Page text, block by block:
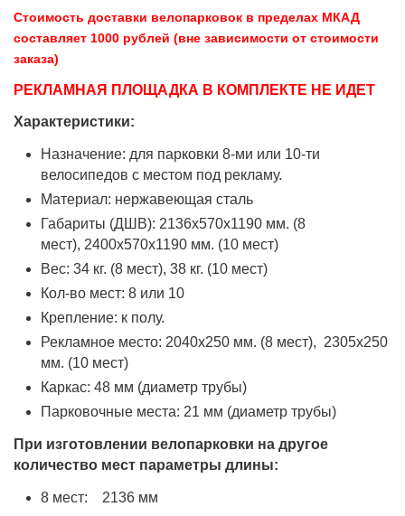
Стоимость доставки велопарковок в пределах МКАД
составляет 1000 рублей (вне зависимости от стоимости
заказа)
РЕКЛАМНАЯ ПЛОЩАДКА В КОМПЛЕКТЕ НЕ ИДЕТ
Характеристики:
Назначение: для парковки 8-ми или 10-ти
велосипедов с местом под рекламу.
Материал: нержавеющая сталь
Габариты (ДШВ): 2136x570x1190 мм. (8
мест), 2400x570x1190 мм. (10 мест)
Вес: 34 кг. (8 мест), 38 кг. (10 мест)
Кол-во мест: 8 или 10
Крепление: к полу.
Рекламное место: 2040х250 мм. (8 мест), 2305х250
мм. (10 мест)
Каркас: 48 мм (диаметр трубы)
Парковочные места: 21 мм (диаметр трубы)
При изготовлении велопарковки на другое
количество мест параметры длины:
8 мест: 2136 мм